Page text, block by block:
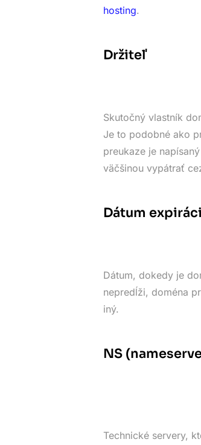
hosting.
Držiteľ
Skutočný vlastník
Je to podobné ako
preukaze je
väčšinou vypátrať
Dátum
Dátum, dokedy je
nepredĺži, doména
iný.
NS
Technické servery,